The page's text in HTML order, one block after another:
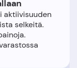
aktiivisuuden
selkeitä.